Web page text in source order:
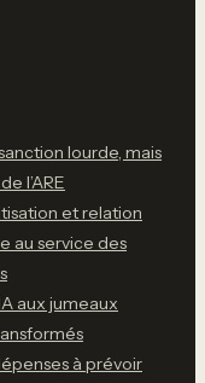
lourde, mais
l’ARE
et relation
au service des
aux jumeaux
à prévoir